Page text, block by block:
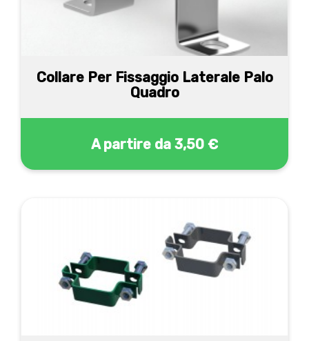
Collare Per Fissaggio Laterale Palo
Quadro
A partire da 3,50 €